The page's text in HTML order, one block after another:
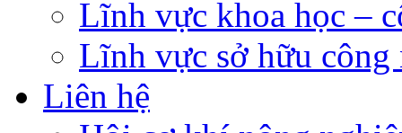
Lĩnh vực khoa học –
Lĩnh vực sở hữu công
Liên hệ